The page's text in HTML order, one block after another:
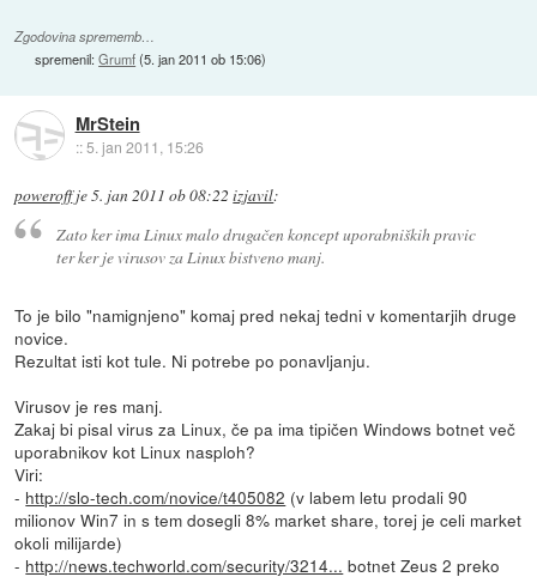
Zgodovina sprememb…
spremenil:Grumf(5. jan 2011 ob 15:06)
MrStein
::5. jan 2011, 15:26
poweroffje5. jan 2011 ob 08:22 izjavil:
Zato ker ima Linux malo drugačen koncept uporabniških pravic
ter ker je virusov za Linux bistveno manj.
To je bilo "namignjeno" komaj pred nekaj tedni v komentarjih druge
novice.
Rezultat isti kot tule. Ni potrebe po ponavljanju.
Virusov je res manj.
Zakaj bi pisal virus za Linux, če pa ima tipičen Windows botnet več
uporabnikov kot Linux nasploh?
Viri:
- http://slo-tech.com/novice/t405082 (v labem letu prodali 90
milionov Win7 in s tem dosegli 8% market share, torej je celi market
okoli milijarde)
- http://news.techworld.com/security/3214... botnet Zeus 2 preko